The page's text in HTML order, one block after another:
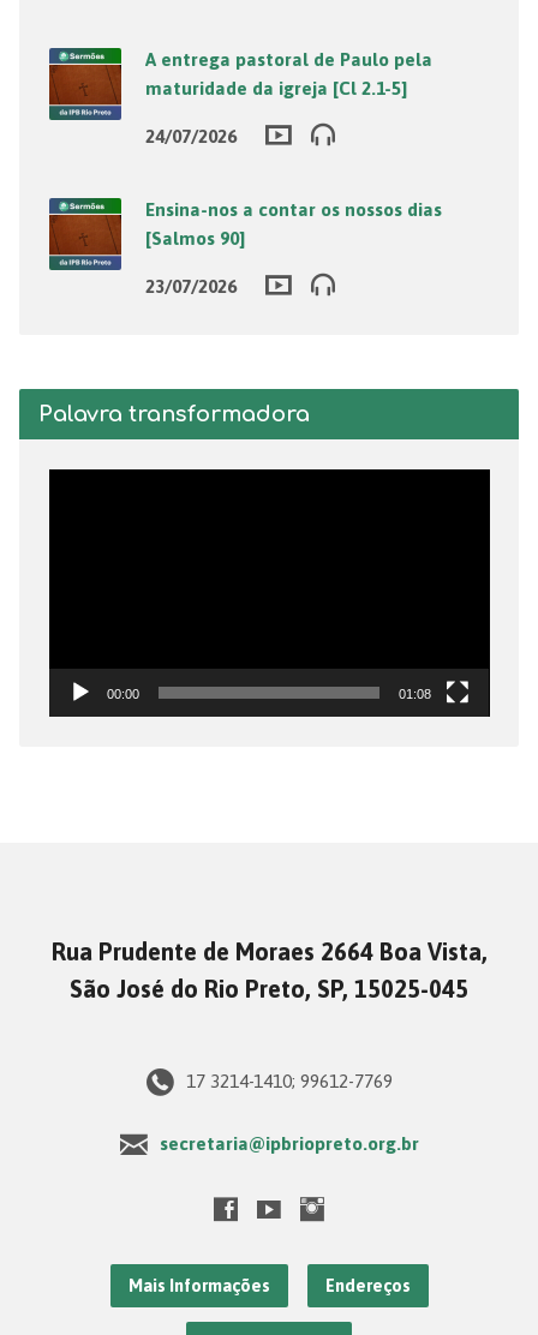
A entrega pastoral de Paulo pela
maturidade da igreja [Cl 2.1-5]
24/07/2026
Ensina-nos a contar os nossos dias
[Salmos 90]
23/07/2026
Palavra transformadora
00:00 01:08
Rua Prudente de Moraes 2664 Boa Vista,
São José do Rio Preto, SP, 15025-045
17 3214-1410; 99612-7769
secretaria@ipbriopreto.org.br
Mais Informações Endereços